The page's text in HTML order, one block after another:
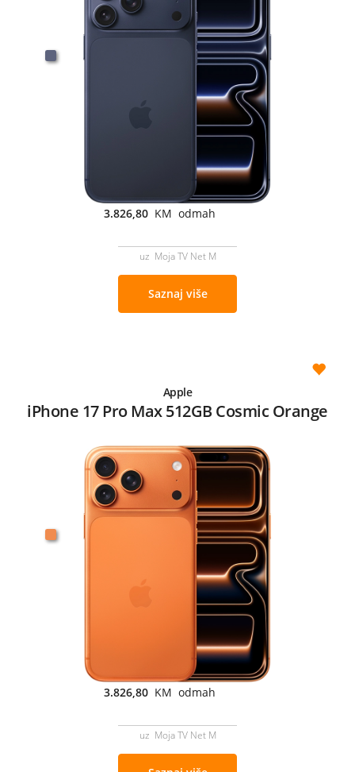
3.826,80 KM odmah
uz Moja TV Net M
Saznaj više
Apple
iPhone 17 Pro Max 512GB Cosmic Orange
3.826,80 KM odmah
uz Moja TV Net M